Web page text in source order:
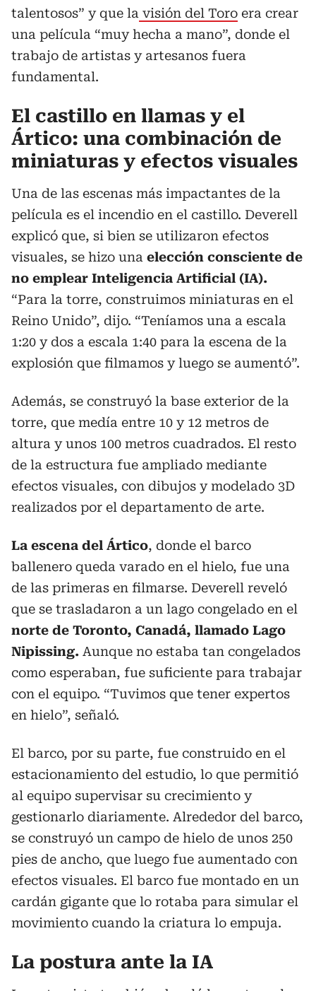
talentosos” y que la visión del Toro era crear
una película “muy hecha a mano”, donde el
trabajo de artistas y artesanos fuera
fundamental.
El castillo en llamas y el
Ártico: una combinación de
miniaturas y efectos visuales
Una de las escenas más impactantes de la
película es el incendio en el castillo. Deverell
explicó que, si bien se utilizaron efectos
visuales, se hizo una elección consciente de
no emplear Inteligencia Artificial (IA).
“Para la torre, construimos miniaturas en el
Reino Unido”, dijo. “Teníamos una a escala
1:20 y dos a escala 1:40 para la escena de la
explosión que filmamos y luego se aumentó”.
Además, se construyó la base exterior de la
torre, que medía entre 10 y 12 metros de
altura y unos 100 metros cuadrados. El resto
de la estructura fue ampliado mediante
efectos visuales, con dibujos y modelado 3D
realizados por el departamento de arte.
La escena del Ártico, donde el barco
ballenero queda varado en el hielo, fue una
de las primeras en filmarse. Deverell reveló
que se trasladaron a un lago congelado en el
norte de Toronto, Canadá, llamado Lago
Nipissing. Aunque no estaba tan congelados
como esperaban, fue suficiente para trabajar
con el equipo. “Tuvimos que tener expertos
en hielo”, señaló.
El barco, por su parte, fue construido en el
estacionamiento del estudio, lo que permitió
al equipo supervisar su crecimiento y
gestionarlo diariamente. Alrededor del barco,
se construyó un campo de hielo de unos 250
pies de ancho, que luego fue aumentado con
efectos visuales. El barco fue montado en un
cardán gigante que lo rotaba para simular el
movimiento cuando la criatura lo empuja.
La postura ante la IA